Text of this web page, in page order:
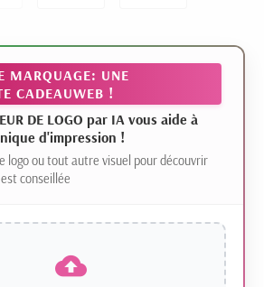
MARQUAGE: UNE
CADEAUWEB !
DE LOGO par IA vous aide à
d'impression !
logo ou tout autre visuel pour découvrir
conseillée